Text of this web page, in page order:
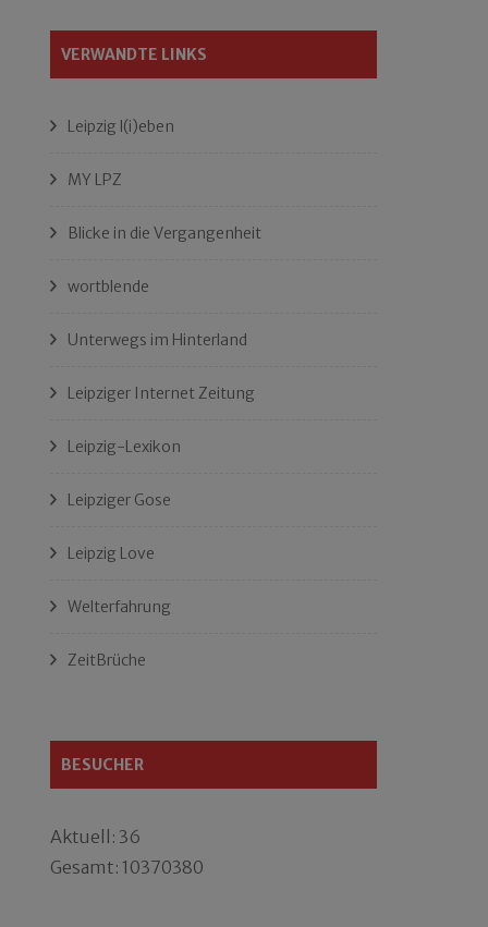
VERWANDTE LINKS
Leipzig l(i)eben
MY LPZ
Blicke in die Vergangenheit
wortblende
Unterwegs im Hinterland
Leipziger Internet Zeitung
Leipzig-Lexikon
Leipziger Gose
Leipzig Love
Welterfahrung
ZeitBrüche
BESUCHER
Aktuell: 36
Gesamt: 10370380